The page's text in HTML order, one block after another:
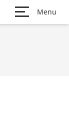
Menu